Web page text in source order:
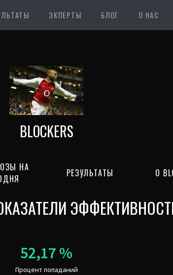
ЭКПЕРТЫ БЛОГ О НАС
BLOCKERS
НА
РЕЗУЛЬТАТЫ О
Процент попаданий